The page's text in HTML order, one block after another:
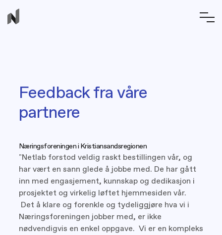
Feedback fra våre
partnere
Næringsforeningen i Kristiansandsregionen
"Netlab forstod veldig raskt bestillingen vår, og
har vært en sann glede å jobbe med. De har gått
inn med engasjement, kunnskap og dedikasjon i
prosjektet og virkelig løftet hjemmesiden vår.
Det å klare og forenkle og tydeliggjøre hva vi i
Næringsforeningen jobber med, er ikke
nødvendigvis en enkel oppgave. Vi er en kompleks